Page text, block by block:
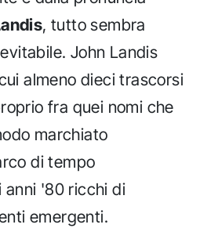
, tutto sembra
John Landis
almeno dieci trascorsi
fra quei nomi che
marchiato
di tempo
anni '80 ricchi di
emergenti.